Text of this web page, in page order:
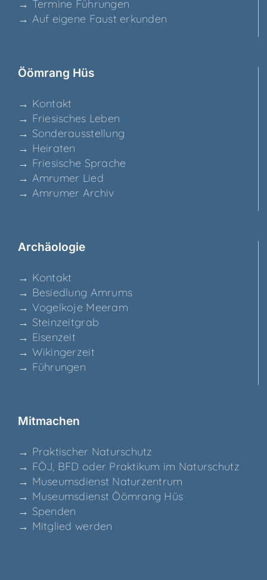
→ Ter­mi­ne Führungen
→ Auf eige­ne Faust erkunden
Ööm­rang Hüs
→ Kon­takt
→ Frie­si­sches Leben
→ Son­der­aus­stel­lung
→ Hei­ra­ten
→ Frie­si­sche Sprache
→ Amru­mer Lied
→ Amru­mer Archiv
Archäo­lo­gie
→ Kon­takt
→ Besied­lung Amrums
→ Vogel­ko­je Meeram
→ Stein­zeit­grab
→ Eisen­zeit
→ Wikin­ger­zeit
→ Füh­run­gen
Mit­ma­chen
→ Prak­ti­scher Naturschutz
→ FÖJ, BFD oder Prak­ti­kum im Naturschutz
→ Muse­ums­dienst Naturzentrum
→ Muse­ums­dienst Ööm­rang Hüs
→ Spen­den
→ Mit­glied werden